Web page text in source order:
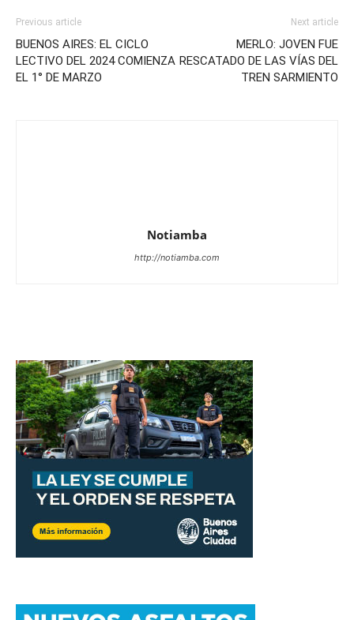
Previous article
BUENOS AIRES: EL CICLO
LECTIVO DEL 2024 COMIENZA
EL 1° DE MARZO
Next article
MERLO: JOVEN FUE
RESCATADO DE LAS VÍAS DEL
TREN SARMIENTO
Notiamba
http://notiamba.com